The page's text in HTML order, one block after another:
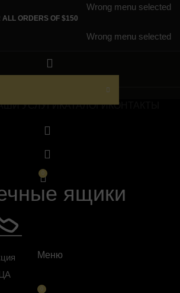
Wrong menu selected
ALL ORDERS OF $150
Wrong menu selected
0
Меню
0
УСЛУГИКАТАЛОГИКОНТАКТЫ
ящики